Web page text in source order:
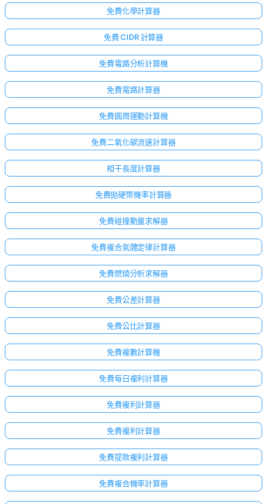
免費化學計算器
免費 CIDR 計算器
免費電路分析計算機
免費電路計算器
免費圓周運動計算機
免費二氧化碳流速計算器
相干長度計算器
免費拋硬幣機率計算器
免費碰撞動量求解器
免費複合氣體定律計算器
免費燃燒分析求解器
免費公差計算器
免費公比計算器
免費複數計算機
免費每日複利計算器
免費複利計算器
免費複利計算器
免費提款複利計算器
免費複合機率計算器